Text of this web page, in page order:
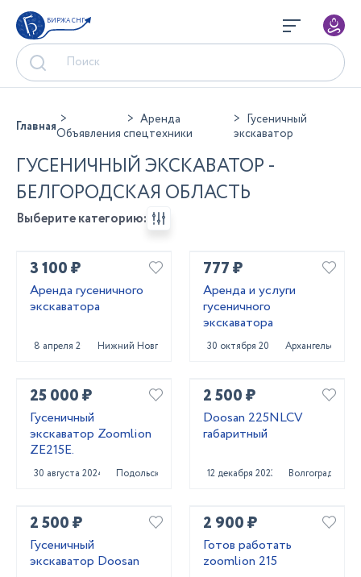
БИРЖА СНГ
ГлавнаяОбъявления
Аренда
спецтехники
Гусеничный
экскаватор
ГУСЕНИЧНЫЙ ЭКСКАВАТОР -
БЕЛГОРОДСКАЯ ОБЛАСТЬ
Выберите категорию:
3 100 ₽
Аренда гусеничного
экскаватора
8 апреля 2025 Нижний Новгород
777 ₽
Аренда и услуги
гусеничного
экскаватора
30 октября 2024 Архангельск
25 000 ₽
Гусеничный
экскаватор Zoomlion
ZE215E.
30 августа 2024 Подольск
2 500 ₽
Doosan 225NLCV
габаритный
12 декабря 2023 Волгоград
2 500 ₽
Гусеничный
экскаватор Doosan
2 900 ₽
Готов работать
zoomlion 215